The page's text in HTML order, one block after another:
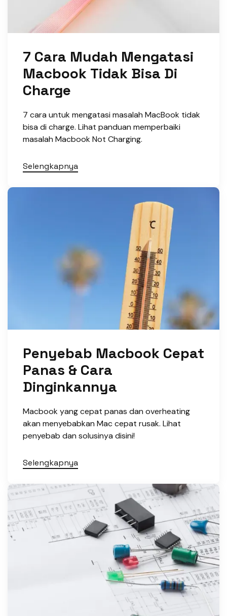
7 Cara Mudah Mengatasi
Macbook Tidak Bisa Di
Charge
7 cara untuk mengatasi masalah MacBook tidak
bisa di charge. Lihat panduan memperbaiki
masalah Macbook Not Charging.
Selengkapnya
Penyebab Macbook Cepat
Panas & Cara
Dinginkannya
Macbook yang cepat panas dan overheating
akan menyebabkan Mac cepat rusak. Lihat
penyebab dan solusinya disini!
Selengkapnya